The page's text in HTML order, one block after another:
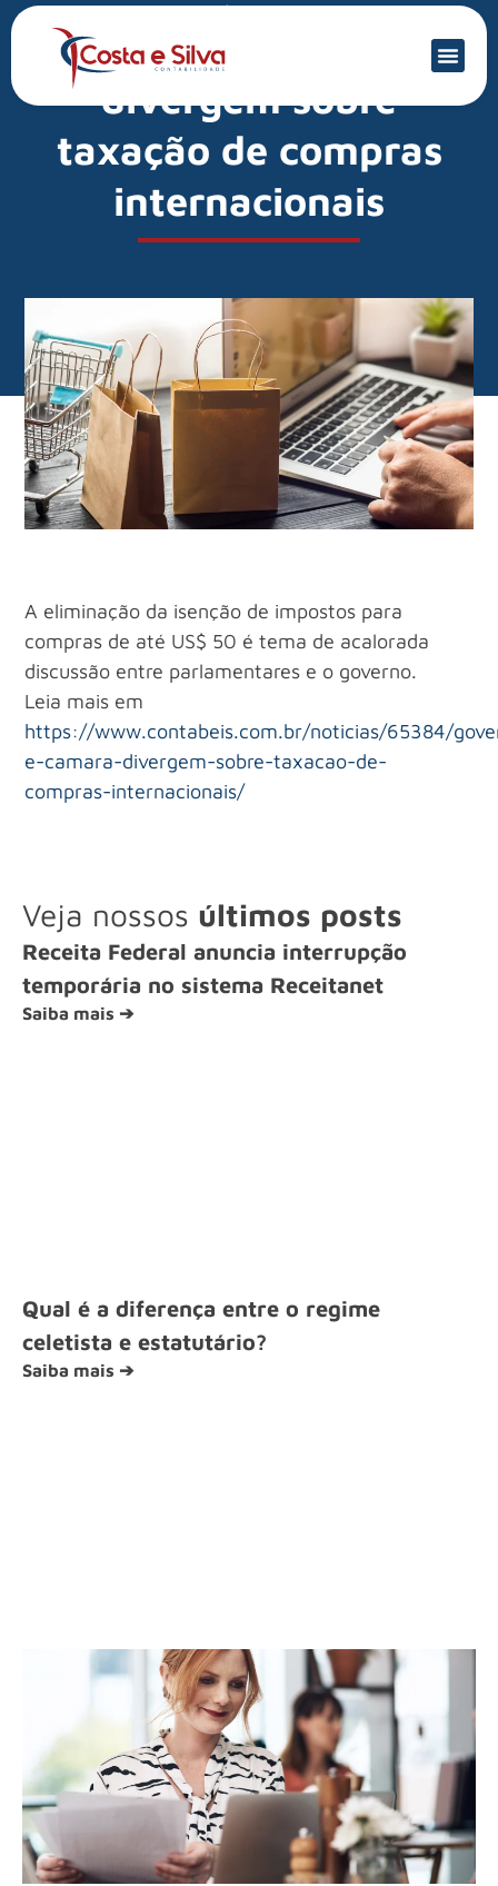
Mercado Financeiro
Governo e Câmara
divergem sobre
taxação de compras
internacionais
A eliminação da isenção de impostos para
compras de até US$ 50 é tema de acalorada
discussão entre parlamentares e o governo.
Leia mais em
https://www.contabeis.com.br/noticias/65384/
e-camara-divergem-sobre-taxacao-de-
compras-internacionais/
Veja nossos últimos posts
Receita Federal anuncia interrupção
temporária no sistema Receitanet
Saiba mais ➔
Qual é a diferença entre o regime
celetista e estatutário?
Saiba mais ➔